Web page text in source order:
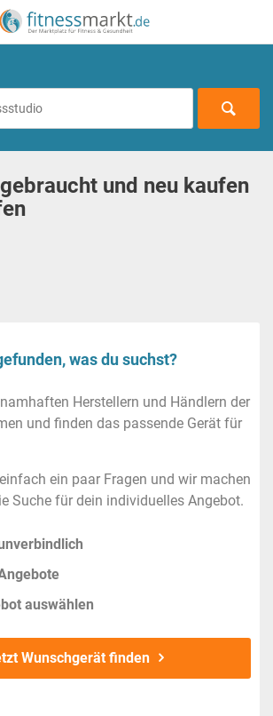
und neu kaufen
was du suchst?
Herstellern und Händlern der
und finden das passende Gerät für
ein paar Fragen und wir machen
Suche für dein individuelles Angebot.
auswählen
Wunschgerät finden